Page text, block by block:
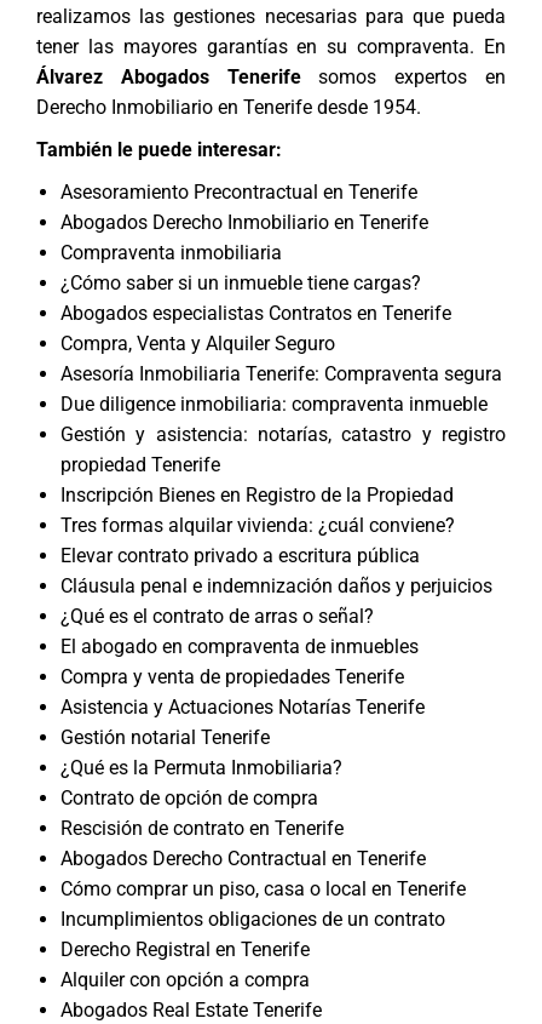
realizamos las gestiones necesarias para que pueda
tener las mayores garantías en su compraventa. En
Álvarez Abogados Tenerifesomos expertos en
Derecho Inmobiliario en Tenerife desde 1954.
También le puede interesar:
Asesoramiento Precontractual en Tenerife
Abogados Derecho Inmobiliario en Tenerife
Compraventa inmobiliaria
¿Cómo saber si un inmueble tiene cargas?
Abogados especialistas Contratos en Tenerife
Compra, Venta y Alquiler Seguro
Asesoría Inmobiliaria Tenerife: Compraventa segura
Due diligence inmobiliaria: compraventa inmueble
Gestión y asistencia: notarías, catastro y registro
propiedad Tenerife
Inscripción Bienes en Registro de la Propiedad
Tres formas alquilar vivienda: ¿cuál conviene?
Elevar contrato privado a escritura pública
Cláusula penal e indemnización daños y perjuicios
¿Qué es el contrato de arras o señal?
El abogado en compraventa de inmuebles
Compra y venta de propiedades Tenerife
Asistencia y Actuaciones Notarías Tenerife
Gestión notarial Tenerife
¿Qué es la Permuta Inmobiliaria?
Contrato de opción de compra
Rescisión de contrato en Tenerife
Abogados Derecho Contractual en Tenerife
Cómo comprar un piso, casa o local en Tenerife
Incumplimientos obligaciones de un contrato
Derecho Registral en Tenerife
Alquiler con opción a compra
Abogados Real Estate Tenerife